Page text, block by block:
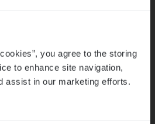
you agree to the storing
to enhance site navigation,
assist in our marketing efforts.